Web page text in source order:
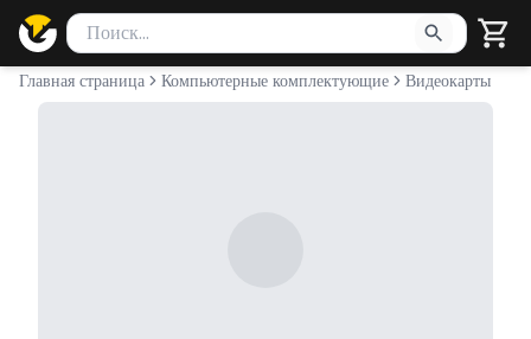
Поиск товаров
Введите минимум 2 символа для поиска. Нажмите Enter
Главная страница Компьютерные комплектующие Видеокарты